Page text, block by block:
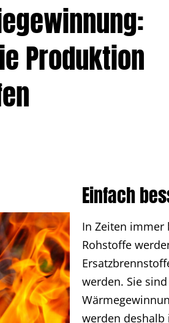
Produktion
Einfach
In Zeiten immer
Rohstoffe
werden. Sie
werden deshalb